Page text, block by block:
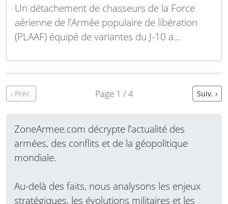
Un détachement de chasseurs de la Force
aérienne de l’Armée populaire de libération
(PLAAF) équipé de variantes du J-10 a
tir réel sur cibles terrestres. Selon un rapport
exercice combinait des répétitions avancées
‹ Préc. Page 1 / 4 Suiv. ›
ZoneArmee.com décrypte l’actualité des
armées, des conflits et de la géopolitique
mondiale.
Au-delà des faits, nous analysons les enjeux
stratégiques, les évolutions militaires et les